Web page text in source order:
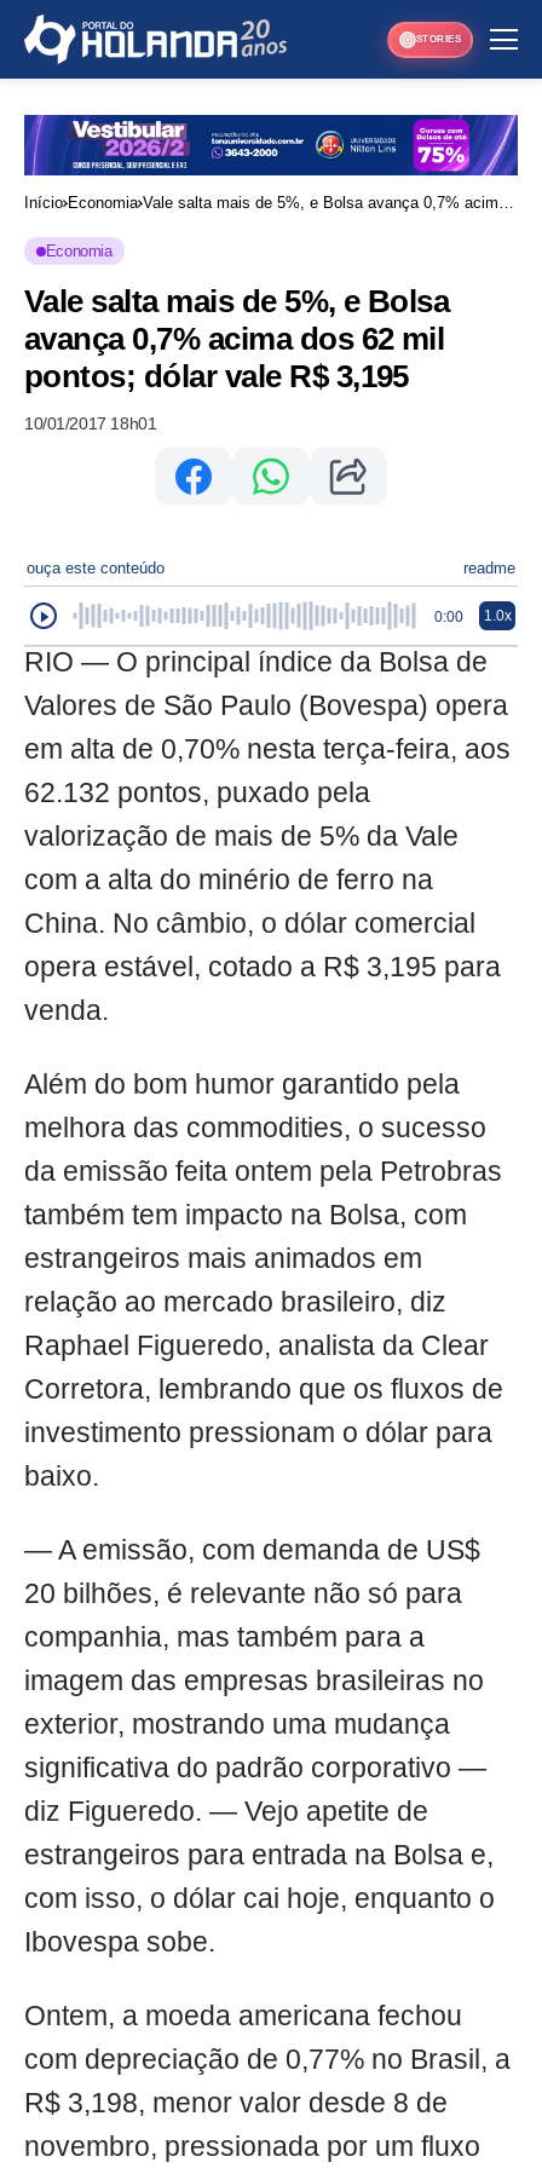
STORIES
Início Economia Vale salta mais de 5%, e Bolsa avança 0,7% acima
Economia
Vale salta mais de 5%, e Bolsa
avança 0,7% acima dos 62 mil
pontos; dólar vale R$ 3,195
10/01/2017 18h01
ouça este conteúdo readme
0:00 1.0x
RIO — O principal índice da Bolsa de
Valores de São Paulo (Bovespa) opera
em alta de 0,70% nesta terça-feira, aos
62.132 pontos, puxado pela
valorização de mais de 5% da Vale
com a alta do minério de ferro na
China. No câmbio, o dólar comercial
opera estável, cotado a R$ 3,195 para
venda.
Além do bom humor garantido pela
melhora das commodities, o sucesso
da emissão feita ontem pela Petrobras
também tem impacto na Bolsa, com
estrangeiros mais animados em
relação ao mercado brasileiro, diz
Raphael Figueredo, analista da Clear
Corretora, lembrando que os fluxos de
investimento pressionam o dólar para
baixo.
— A emissão, com demanda de US$
20 bilhões, é relevante não só para
companhia, mas também para a
imagem das empresas brasileiras no
exterior, mostrando uma mudança
significativa do padrão corporativo —
diz Figueredo. — Vejo apetite de
estrangeiros para entrada na Bolsa e,
com isso, o dólar cai hoje, enquanto o
Ibovespa sobe.
Ontem, a moeda americana fechou
com depreciação de 0,77% no Brasil, a
R$ 3,198, menor valor desde 8 de
novembro, pressionada por um fluxo